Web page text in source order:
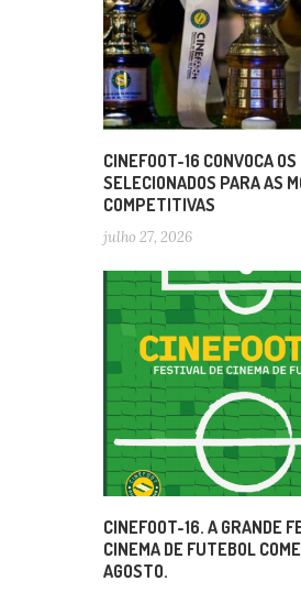
CINEFOOT-16 CONVOCA OS
SELECIONADOS PARA AS
COMPETITIVAS
julho 27, 2026
CINEFOOT-16. A GRANDE
CINEMA DE FUTEBOL
AGOSTO.